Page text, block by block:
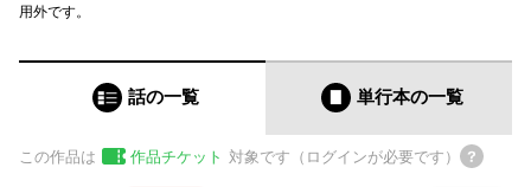
用外です。
話の一覧 単行本の一覧
この作品は 作品チケット 対象です（ログインが必要です）